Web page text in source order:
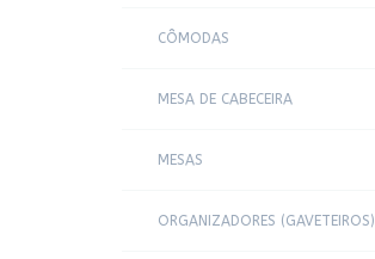
CÔMODAS
MESA DE CABECEIRA
MESAS
ORGANIZADORES (GAVETEIROS)